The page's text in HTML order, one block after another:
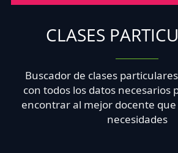
CLASES
Buscador de clases
con todos los datos necesarios
encontrar al mejor docente
necesidades